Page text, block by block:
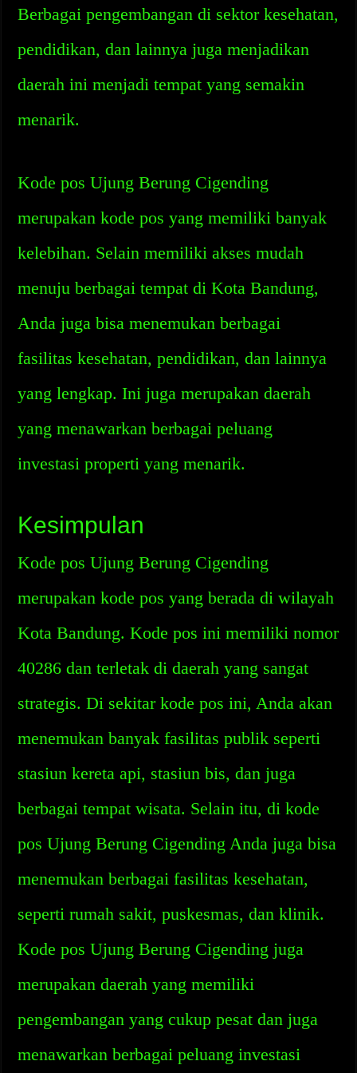
Berbagai pengembangan di sektor kesehatan,
pendidikan, dan lainnya juga menjadikan
daerah ini menjadi tempat yang semakin
menarik.
Kode pos Ujung Berung Cigending
merupakan kode pos yang memiliki banyak
kelebihan. Selain memiliki akses mudah
menuju berbagai tempat di Kota Bandung,
Anda juga bisa menemukan berbagai
fasilitas kesehatan, pendidikan, dan lainnya
yang lengkap. Ini juga merupakan daerah
yang menawarkan berbagai peluang
investasi properti yang menarik.
Kesimpulan
Kode pos Ujung Berung Cigending
merupakan kode pos yang berada di wilayah
Kota Bandung. Kode pos ini memiliki nomor
40286 dan terletak di daerah yang sangat
strategis. Di sekitar kode pos ini, Anda akan
menemukan banyak fasilitas publik seperti
stasiun kereta api, stasiun bis, dan juga
berbagai tempat wisata. Selain itu, di kode
pos Ujung Berung Cigending Anda juga bisa
menemukan berbagai fasilitas kesehatan,
seperti rumah sakit, puskesmas, dan klinik.
Kode pos Ujung Berung Cigending juga
merupakan daerah yang memiliki
pengembangan yang cukup pesat dan juga
menawarkan berbagai peluang investasi